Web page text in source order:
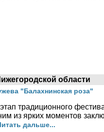
области
"Балахнинская роза"
традиционного
из ярких моментов
дальше...